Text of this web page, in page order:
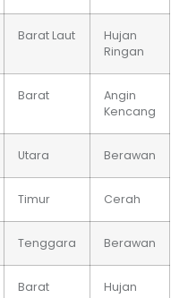
Barat Laut
Hujan
Ringan
Barat
Angin
Kencang
Utara Berawan
Timur Cerah
Tenggara Berawan
Barat
Hujan